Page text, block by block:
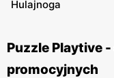
Hulajnoga
Puzzle Playtive
promocyjnych